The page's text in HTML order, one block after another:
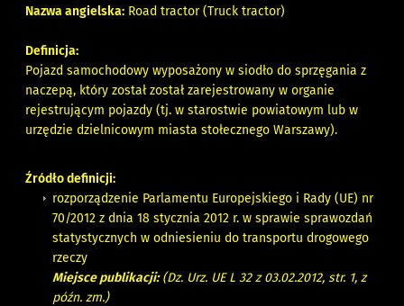
Nazwa angielska: Road tractor (Truck tractor)
Definicja:
Pojazd samochodowy wyposażony w siodło do sprzęgania z
naczepą, który został został zarejestrowany w organie
rejestrującym pojazdy (tj. w starostwie powiatowym lub w
urzędzie dzielnicowym miasta stołecznego Warszawy).
Źródło definicji:
rozporządzenie Parlamentu Europejskiego i Rady (UE) nr
70/2012 z dnia 18 stycznia 2012 r. w sprawie sprawozdań
statystycznych w odniesieniu do transportu drogowego
rzeczy
Miejsce publikacji:(Dz. Urz. UE L 32 z 03.02.2012, str. 1, z
późn. zm.)